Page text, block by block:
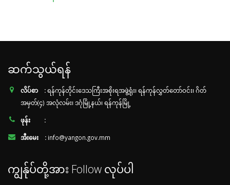
ဆက်သွယ်ရန်
လိပ်စာ :ရန်ကုန်တိုင်းဒေသကြီးအစိုးရအဖွဲ့ရုံး၊ ရန်ကုန်လွှတ်တော်ဝင်း၊ ဂိတ်
အမှတ်(၄) အလုံလမ်း၊ ဒဂုံမြို့နယ်၊ ရန်ကုန်မြို့
ဖုန်း :
အီးမေး : info@yangon.gov.mm
ကျွန်ုပ်တို့အား Follow လုပ်ပါ